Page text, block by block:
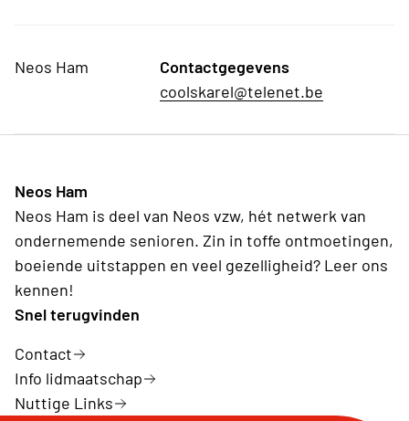
Neos Ham
Contactgegevens
coolskarel@telenet.be
Neos Ham
Neos Ham is deel van Neos vzw, hét netwerk van
ondernemende senioren. Zin in toffe ontmoetingen,
boeiende uitstappen en veel gezelligheid? Leer ons
kennen!
Snel terugvinden
Contact
Info lidmaatschap
Nuttige Links